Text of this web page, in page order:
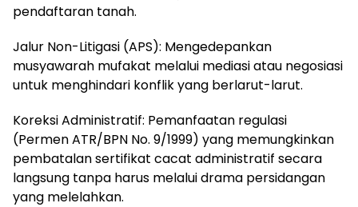
pendaftaran tanah.
Jalur Non-Litigasi (APS): Mengedepankan
musyawarah mufakat melalui mediasi atau negosiasi
untuk menghindari konflik yang berlarut-larut.
Koreksi Administratif: Pemanfaatan regulasi
(Permen ATR/BPN No. 9/1999) yang memungkinkan
pembatalan sertifikat cacat administratif secara
langsung tanpa harus melalui drama persidangan
yang melelahkan.